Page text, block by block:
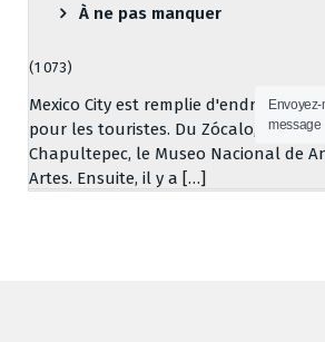
À ne pas manquer
(1 073)
Mexico City est remplie d'endroits "à
pour les touristes. Du Zócalo, en
Chapultepec, le Museo Nacional de
Artes. Ensuite, il y a […]
message